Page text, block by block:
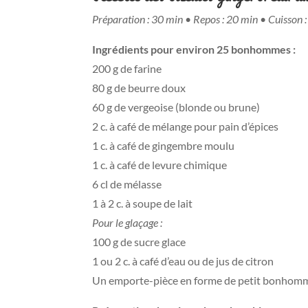
Préparation : 30 min • Repos : 20 min •Cuisson
Ingrédients pour environ 25 bonhommes :
200 g de farine
80 g de beurre doux
60 g de vergeoise (blonde ou brune)
2 c. à café de mélange pour pain d’épices
1 c. à café de gingembre moulu
1 c. à café de levure chimique
6 cl de mélasse
1 à 2 c. à soupe de lait
Pour le glaçage :
100 g de sucre glace
1 ou 2 c. à café d’eau ou de jus de citron
Un emporte-pièce en forme de petit